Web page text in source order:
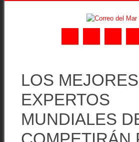
content
LOS MEJORES
EXPERTOS
MUNDIALES